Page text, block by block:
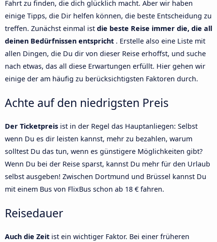
Fahrt zu finden, die dich glücklich macht. Aber wir haben
einige Tipps, die Dir helfen können, die beste Entscheidung zu
treffen. Zunächst einmal ist die beste Reise immer die, die all
deinen Bedürfnissen entspricht . Erstelle also eine Liste mit
allen Dingen, die Du dir von dieser Reise erhoffst, und suche
nach etwas, das all diese Erwartungen erfüllt. Hier gehen wir
einige der am häufig zu berücksichtigsten Faktoren durch.
Achte auf den niedrigsten Preis
Der Ticketpreis ist in der Regel das Hauptanliegen: Selbst
wenn Du es dir leisten kannst, mehr zu bezahlen, warum
solltest Du das tun, wenn es günstigere Möglichkeiten gibt?
Wenn Du bei der Reise sparst, kannst Du mehr für den Urlaub
selbst ausgeben! Zwischen Dortmund und Brüssel kannst Du
mit einem Bus von FlixBus schon ab 18 € fahren.
Reisedauer
Auch die Zeit ist ein wichtiger Faktor. Bei einer früheren